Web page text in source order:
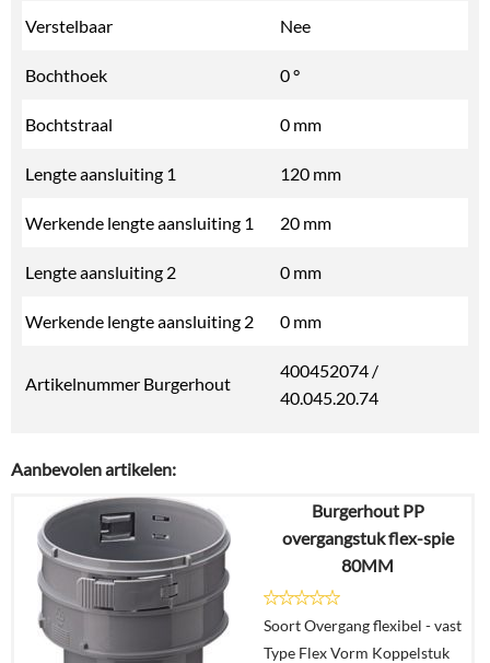
Verstelbaar Nee
Bochthoek 0 °
Bochtstraal 0 mm
Lengte aansluiting 1 120 mm
Werkende lengte aansluiting 1 20 mm
Lengte aansluiting 2 0 mm
Werkende lengte aansluiting 2 0 mm
Artikelnummer Burgerhout
400452074 /
40.045.20.74
Aanbevolen artikelen:
Burgerhout PP
overgangstuk flex-spie
80MM
Soort Overgang flexibel - vast
Type Flex Vorm Koppelstuk